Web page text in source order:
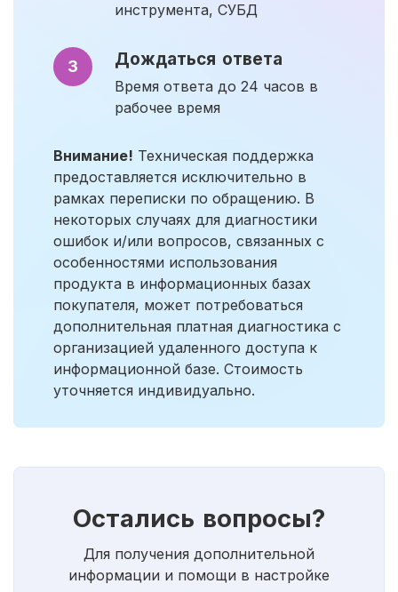
инструмента, СУБД
3 Дождаться ответа
Время ответа до 24 часов в
рабочее время
Внимание! Техническая поддержка
предоставляется исключительно в
рамках переписки по обращению. В
некоторых случаях для диагностики
ошибок и/или вопросов, связанных с
особенностями использования
продукта в информационных базах
покупателя, может потребоваться
дополнительная платная диагностика с
организацией удаленного доступа к
информационной базе. Стоимость
уточняется индивидуально.
Остались вопросы?
Для получения дополнительной
информации и помощи в настройке